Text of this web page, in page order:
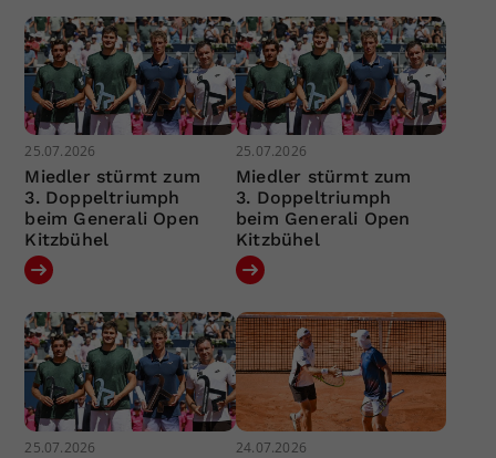
25.07.2026
Miedler stürmt zum
3. Doppeltriumph
beim Generali Open
Kitzbühel
25.07.2026
Miedler stürmt zum
3. Doppeltriumph
beim Generali Open
Kitzbühel
25.07.2026 24.07.2026